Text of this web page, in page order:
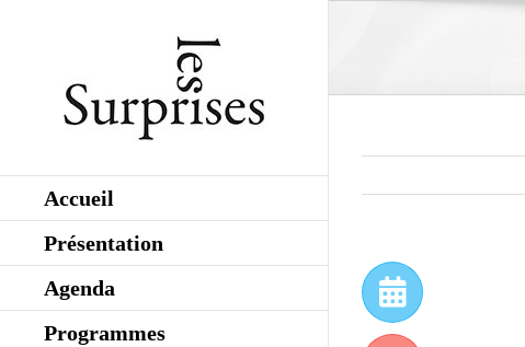
Accueil
Présentation
Agenda
Programmes